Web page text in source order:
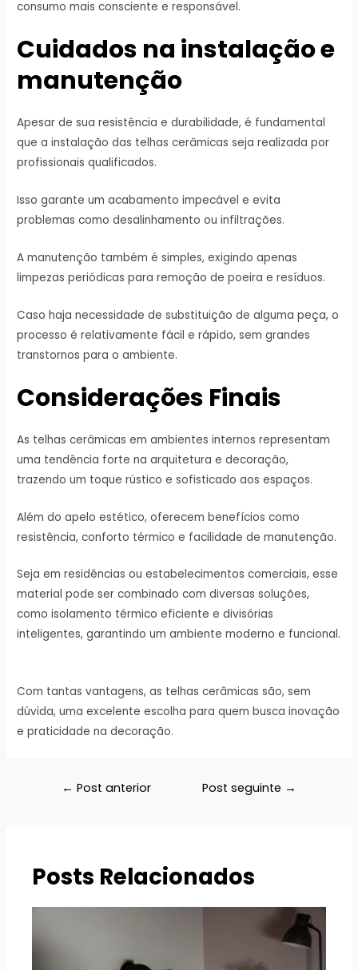
consumo mais consciente e responsável.
Cuidados na instalação e
manutenção
Apesar de sua resistência e durabilidade, é fundamental
que a instalação das telhas cerâmicas seja realizada por
profissionais qualificados.
Isso garante um acabamento impecável e evita
problemas como desalinhamento ou infiltrações.
A manutenção também é simples, exigindo apenas
limpezas periódicas para remoção de poeira e resíduos.
Caso haja necessidade de substituição de alguma peça, o
processo é relativamente fácil e rápido, sem grandes
transtornos para o ambiente.
Considerações Finais
As telhas cerâmicas em ambientes internos representam
uma tendência forte na arquitetura e decoração,
trazendo um toque rústico e sofisticado aos espaços.
Além do apelo estético, oferecem benefícios como
resistência, conforto térmico e facilidade de manutenção.
Seja em residências ou estabelecimentos comerciais, esse
material pode ser combinado com diversas soluções,
como isolamento térmico eficiente e divisórias
inteligentes, garantindo um ambiente moderno e funcional.
Com tantas vantagens, as telhas cerâmicas são, sem
dúvida, uma excelente escolha para quem busca inovação
e praticidade na decoração.
Navegação
← Post anterior Post seguinte →
Posts Relacionados